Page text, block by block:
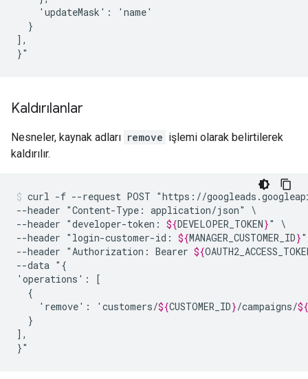
'updateMask':
}
],
}"
Kaldırılanlar
Nesneler, kaynak adları remove işlemi olarak belirtilerek
kaldırılır.
curl -f --request POST "https://
--header "Content-Type: application/json"
\
--header "developer-token: ${DEVELOPER_TOKEN}"
\
--header "login-customer-id: ${MANAGER_CUSTOMER_ID}"
--header "Authorization: Bearer ${
--data "{
'operations':
'remove':
'customers/${CUSTOMER_ID}/campaigns/${
}
],
}"